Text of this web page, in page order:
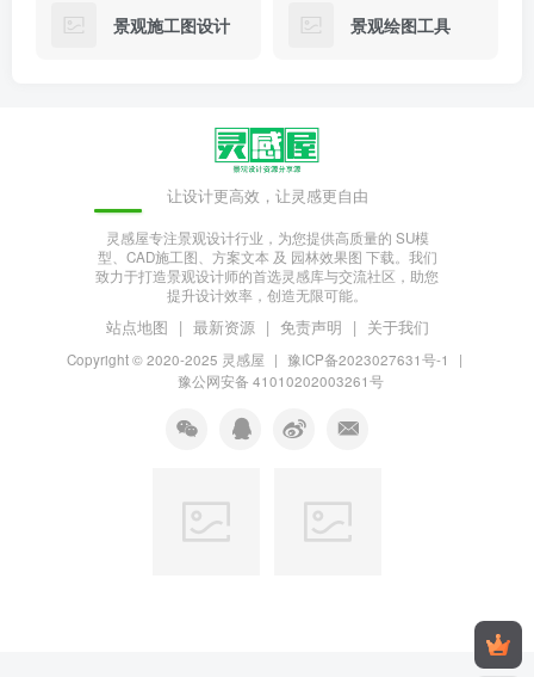
景观施工图设计 景观绘图工具
让设计更高效，让灵感更自由
灵感屋专注景观设计行业，为您提供高质量的 SU模
型、CAD施工图、方案文本 及 园林效果图 下载。我们
致力于打造景观设计师的首选灵感库与交流社区，助您
提升设计效率，创造无限可能。
站点地图 | 最新资源 | 免责声明 | 关于我们
Copyright © 2020-2025 灵感屋 | 豫ICP备2023027631号-1
|
豫公网安备 41010202003261号